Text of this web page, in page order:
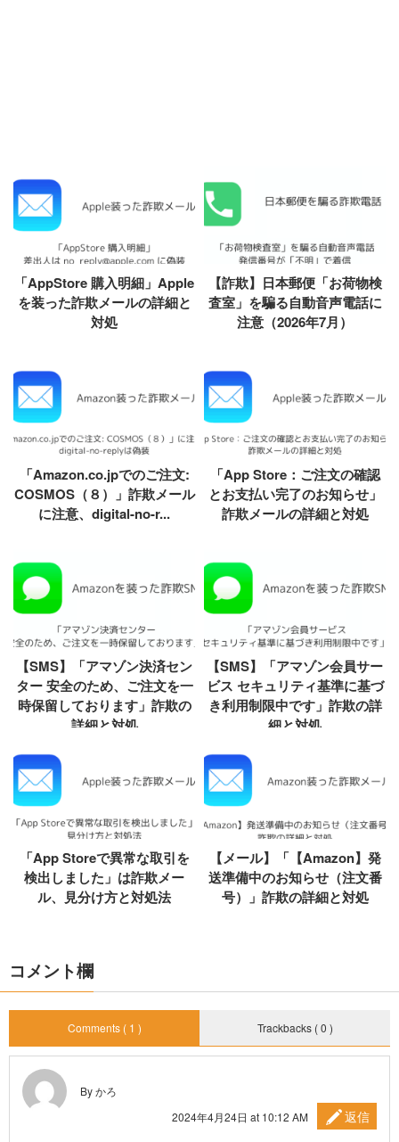
「AppStore 購入明細」Apple
を装った詐欺メールの詳細と
対処
【詐欺】日本郵便「お荷物検
査室」を騙る自動音声電話に
注意（2026年7月）
「Amazon.co.jpでのご注文:
COSMOS（８）」詐欺メール
に注意、digital-no-r...
「App Store：ご注文の確認
とお支払い完了のお知らせ」
詐欺メールの詳細と対処
【SMS】「アマゾン決済セン
ター 安全のため、ご注文を一
時保留しております」詐欺の
詳細と対処
【SMS】「アマゾン会員サー
ビス セキュリティ基準に基づ
き利用制限中です」詐欺の詳
細と対処
「App Storeで異常な取引を
検出しました」は詐欺メー
ル、見分け方と対処法
【メール】「【Amazon】発
送準備中のお知らせ（注文番
号）」詐欺の詳細と対処
コメント欄
Comments ( 1 ) Trackbacks ( 0 )
By かろ
2024年4月24日 at 10:12 AM
返信